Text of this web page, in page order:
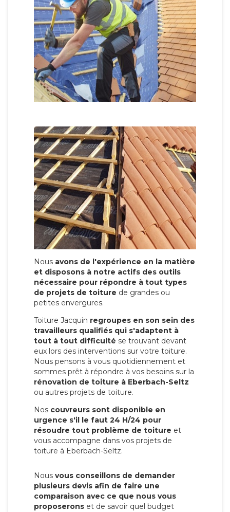
Nous avons de l'expérience en la matière
et disposons à notre actifs des outils
nécessaire pour répondre à tout types
de projets de toiture de grandes ou
petites envergures.
Toiture Jacquin regroupes en son sein des
travailleurs qualifiés qui s'adaptent à
tout à tout difficulté se trouvant devant
eux lors des interventions sur votre toiture.
Nous pensons à vous quotidiennement et
sommes prêt à répondre à vos besoins sur la
rénovation de toiture à Eberbach-Seltz
ou autres projets de toiture.
Nos couvreurs sont disponible en
urgence s'il le faut 24 H/24 pour
résoudre tout problème de toiture et
vous accompagne dans vos projets de
toiture à Eberbach-Seltz.
Nous vous conseillons de demander
plusieurs devis afin de faire une
comparaison avec ce que nous vous
proposerons et de savoir quel budget